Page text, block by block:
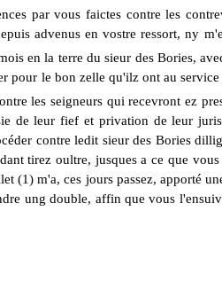
par vous faictes contre les
advenus en vostre ressort, ny
en la terre du sieur des Bories,
pour le bon zelle qu'ilz ont au
les seigneurs qui recevront ez
de leur fief et privation de leur
contre ledit sieur des Bories
tirez oultre, jusques a ce que
(1) m'a, ces jours passez, apporté
ung double, affin que vous